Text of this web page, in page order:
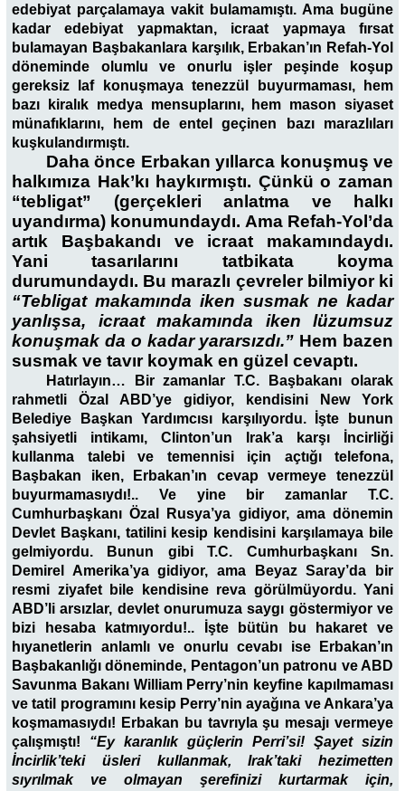
edebiyat parçalamaya vakit bulamamıştı. Ama bugüne
kadar edebiyat yapmaktan, icraat yapmaya fırsat
bulama­yan Başbakanlara karşılık, Erbakan’ın Refah-Yol
döneminde olumlu ve onurlu işler peşinde ko­şup
gereksiz laf konuşmaya tenezzül buyurmaması, hem
bazı kiralık medya mensuplarını, hem mason siyaset
münafıklarını, hem de entel geçinen bazı marazlıları
kuşkulandırmıştı.
Daha önce Erbakan yıllarca konuşmuş ve
halkımıza Hak’kı haykırmıştı. Çünkü o zaman
“tebligat” (gerçekleri anlatma ve halkı
uyandırma) konumundaydı. Ama Refah-Yol’da
artık Başbakandı ve icraat makamındaydı.
Yani tasarılarını tatbikata koyma
durumundaydı. Bu marazlı çevreler bilmiyor ki
“Tebligat makamında iken susmak ne kadar
yanlışsa, icraat makamında iken lüzumsuz
konuşmak da o kadar yararsız­dı.” Hem bazen
susmak ve tavır koymak en güzel cevaptı.
Hatırlayın… Bir zamanlar T.C. Başbakanı olarak
rahmetli Özal ABD’ye gidiyor, kendisini New York
Belediye Başkan Yardımcısı karşılıyordu. İşte bunun
şahsiyetli intikamı, Clinton’un Irak’a karşı İncirliği
kullanma talebi ve temennisi için açtığı telefona,
Başbakan iken, Erbakan’ın cevap vermeye tenezzül
buyurmamasıydı!.. Ve yine bir zamanlar T.C.
Cumhurbaşkanı Özal Rusya’ya gidiyor, ama dönemin
Devlet Başkanı, tatilini kesip kendisini karşılamaya bile
gelmiyordu. Bunun gibi T.C. Cumhurbaşkanı Sn.
Demirel Amerika’ya gidiyor, ama Beyaz Saray’da bir
resmi ziyafet bile kendisine reva görülmüyordu. Yani
ABD’li arsızlar, devlet onurumuza saygı göstermiyor ve
bizi hesaba katmıyordu!.. İşte bütün bu hakaret ve
hıyanetlerin anlamlı ve onurlu cevabı ise Erbakan’ın
Başbakanlığı döneminde, Pentagon’un patronu ve ABD
Savunma Bakanı William Perry’nin keyfine kapılmaması
ve tatil programını kesip Perry’nin ayağına ve Ankara’ya
koşmamasıydı! Erbakan bu tavrıyla şu mesajı vermeye
çalışmıştı!
“Ey karanlık güçlerin Perri’si! Şayet sizin
İncirlik’teki üsleri kullanmak, Irak’taki hezimetten
sıyrılmak ve olmayan şerefinizi kurtarmak için,